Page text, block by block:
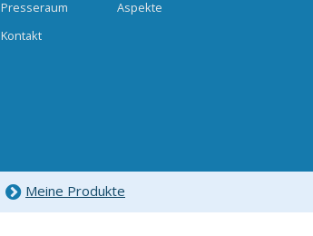
Presseraum
Kontakt
Aspekte
Meine Produkte